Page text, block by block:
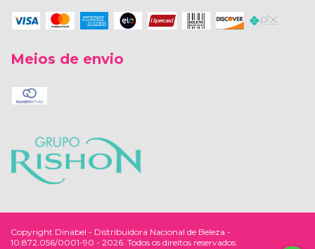
Meios de envio
Copyright Dinabel - Distribuidora Nacional de Beleza -
10.872.056/0001-90 - 2026. Todos os direitos reservados.